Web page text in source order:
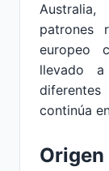
patrones
europeo
llevado
continúa